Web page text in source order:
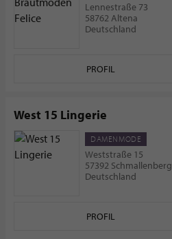
Lennestraße 73
58762 Altena
Deutschland
PROFIL
West 15 Lingerie
DAMENMODE
Weststraße 15
57392 Schmallenberg
Deutschland
PROFIL